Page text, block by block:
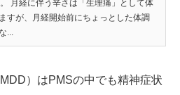
月経に伴う辛さは「生理痛」として体
すが、月経開始前にちょっとした体調
...
）はPMSの中でも精神症状